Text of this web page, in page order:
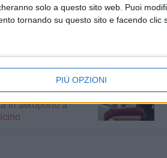
solo a questo sito web. Puoi
tornando su questo sito e facendo clic
PIÙ OPZIONI
diventano
in aeroporto a
6
il